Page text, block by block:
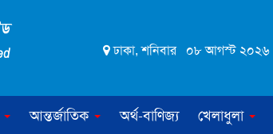
ঢাকা, শনিবার ০৮ আগস্ট ২০২৬
আন্তর্জাতিক অর্থ-বাণিজ্য খেলাধুলা